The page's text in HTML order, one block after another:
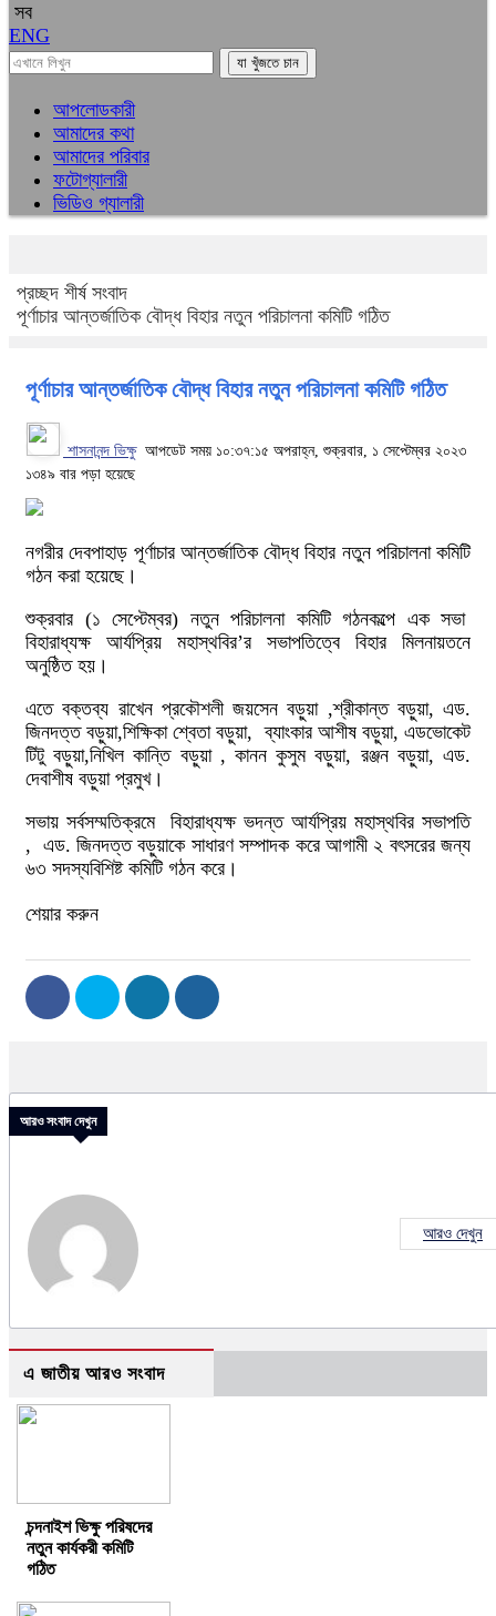
সব
ENG
আপলোডকারী
আমাদের কথা
আমাদের পরিবার
ফটোগ্যালারী
ভিডিও গ্যালারী
প্রচ্ছদ শীর্ষ সংবাদ
পূর্ণাচার আন্তর্জাতিক বৌদ্ধ বিহার নতুন পরিচালনা কমিটি গঠিত
পূর্ণাচার আন্তর্জাতিক বৌদ্ধ বিহার নতুন পরিচালনা কমিটি গঠিত
শাসনানন্দ ভিক্ষু আপডেট সময় ১০:৩৭:১৫ অপরাহ্ন, শুক্রবার, ১ সেপ্টেম্বর ২০২৩
১৩৪৯ বার পড়া হয়েছে
নগরীর দেবপাহাড় পূর্ণাচার আন্তর্জাতিক বৌদ্ধ বিহার নতুন পরিচালনা কমিটি
গঠন করা হয়েছে।
শুক্রবার (১ সেপ্টেম্বর) নতুন পরিচালনা কমিটি গঠনকল্পে এক সভা
বিহারাধ্যক্ষ আর্যপ্রিয় মহাস্থবির’র সভাপতিত্বে বিহার মিলনায়তনে
অনুষ্ঠিত হয়।
এতে বক্তব্য রাখেন প্রকৌশলী জয়সেন বড়ুয়া ,শ্রীকান্ত বড়ুয়া, এড.
জিনদত্ত বড়ুয়া,শিক্ষিকা শ্বেতা বড়ুয়া, ব্যাংকার আশীষ বড়ুয়া, এডভোকেট
টিটু বড়ুয়া,নিখিল কান্তি বড়ুয়া , কানন কুসুম বড়ুয়া, রঞ্জন বড়ুয়া, এড.
দেবাশীষ বড়ুয়া প্রমুখ।
সভায় সর্বসম্মতিক্রমে বিহারাধ্যক্ষ ভদন্ত আর্যপ্রিয় মহাস্থবির সভাপতি
, এড. জিনদত্ত বড়ুয়াকে সাধারণ সম্পাদক করে আগামী ২ বৎসরের জন্য
৬৩ সদস্যবিশিষ্ট কমিটি গঠন করে।
শেয়ার করুন
আরও সংবাদ দেখুন
আরও দেখুন
এ জাতীয় আরও সংবাদ
চন্দনাইশ ভিক্ষু পরিষদের
নতুন কার্যকরী কমিটি
গঠিত